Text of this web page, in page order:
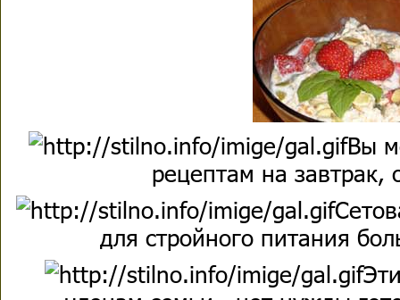
Вы
рецептам на завтрак,
для стройного питания